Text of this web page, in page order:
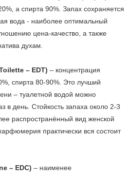
а спирта 90%. Запах сохраняется
вода - наиболее оптимальный
цена-качество, а также
духам.
– EDT) – концентрация
спирта 80-90%. Это лучший
– туалетной водой можно
в день. Стойкость запаха около 2-3
распространённый вид женской
практически вся состоит
– EDC) – наименее